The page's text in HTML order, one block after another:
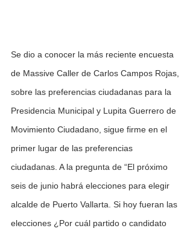
Se dio a conocer la más reciente encuesta
de Massive Caller de Carlos Campos Rojas,
sobre las preferencias ciudadanas para la
Presidencia Municipal y Lupita Guerrero de
Movimiento Ciudadano, sigue firme en el
primer lugar de las preferencias
ciudadanas. A la pregunta de “El próximo
seis de junio habrá elecciones para elegir
alcalde de Puerto Vallarta. Si hoy fueran las
elecciones ¿Por cuál partido o candidato